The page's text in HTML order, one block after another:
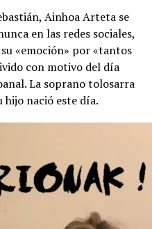
Ainhoa Arteta se
en las redes sociales,
«emoción» por «tantos
con motivo del día
La soprano tolosarra
hijo nació este día.